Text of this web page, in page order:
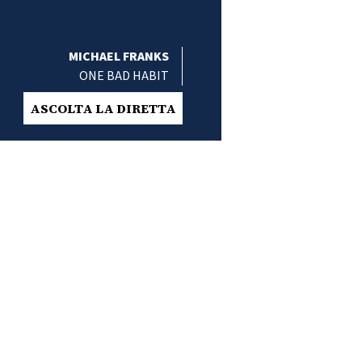
MICHAEL FRANKS
ONE BAD HABIT
ASCOLTA LA DIRETTA